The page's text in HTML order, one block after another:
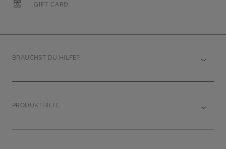
GIFT CARD
BRAUCHST DU HILFE?
PRODUKTHILFE